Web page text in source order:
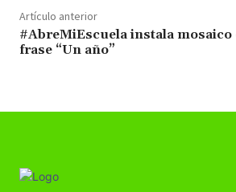
Artículo anterior
#AbreMiEscuela instala
frase “Un año”